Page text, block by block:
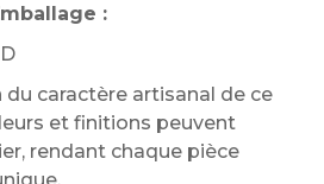
:
du caractère artisanal de ce
et finitions peuvent
rendant chaque pièce